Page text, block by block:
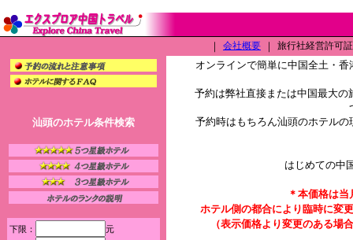
｜ 会社概要 ｜ 旅行社経営許可
汕頭のホテル条件検索
下限：
元
オンラインで簡単に中国全土・
予約は弊社直接または中国最大
予約時はもちろん汕頭のホテル
はじめての中
＊本価格は
ホテル側の都合により臨時に変
（表示価格より変更のある場